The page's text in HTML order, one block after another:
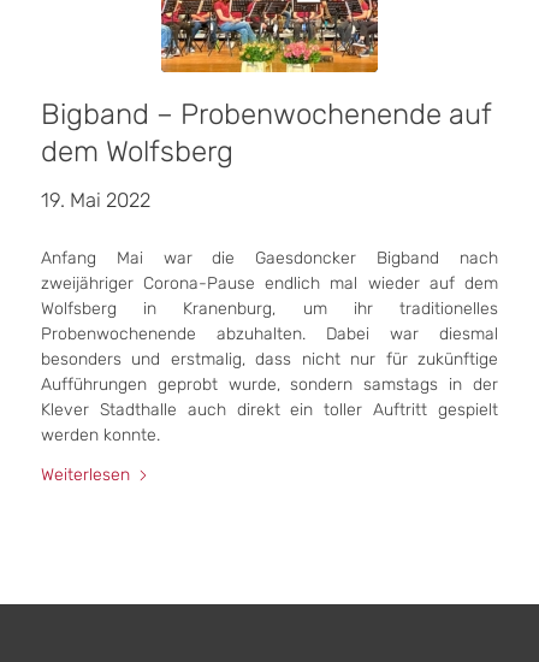
Bigband – Probenwochenende auf
dem Wolfsberg
19. Mai 2022
Anfang Mai war die Gaesdoncker Bigband nach
zweijähriger Corona-Pause endlich mal wieder auf dem
Wolfsberg in Kranenburg, um ihr traditionelles
Probenwochenende abzuhalten. Dabei war diesmal
besonders und erstmalig, dass nicht nur für zukünftige
Aufführungen geprobt wurde, sondern samstags in der
Klever Stadthalle auch direkt ein toller Auftritt gespielt
werden konnte.
Weiterlesen